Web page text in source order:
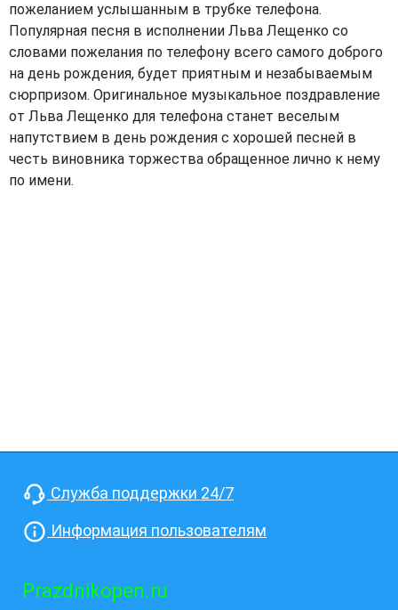
пожеланием услышанным в трубке телефона.
Популярная песня в исполнении Льва Лещенко со
словами пожелания по телефону всего самого доброго
на день рождения, будет приятным и незабываемым
сюрпризом. Оригинальное музыкальное поздравление
от Льва Лещенко для телефона станет веселым
напутствием в день рождения с хорошей песней в
честь виновника торжества обращенное лично к нему
по имени.
Служба поддержки 24/7
Информация пользователям
Prazdnikopen.ru